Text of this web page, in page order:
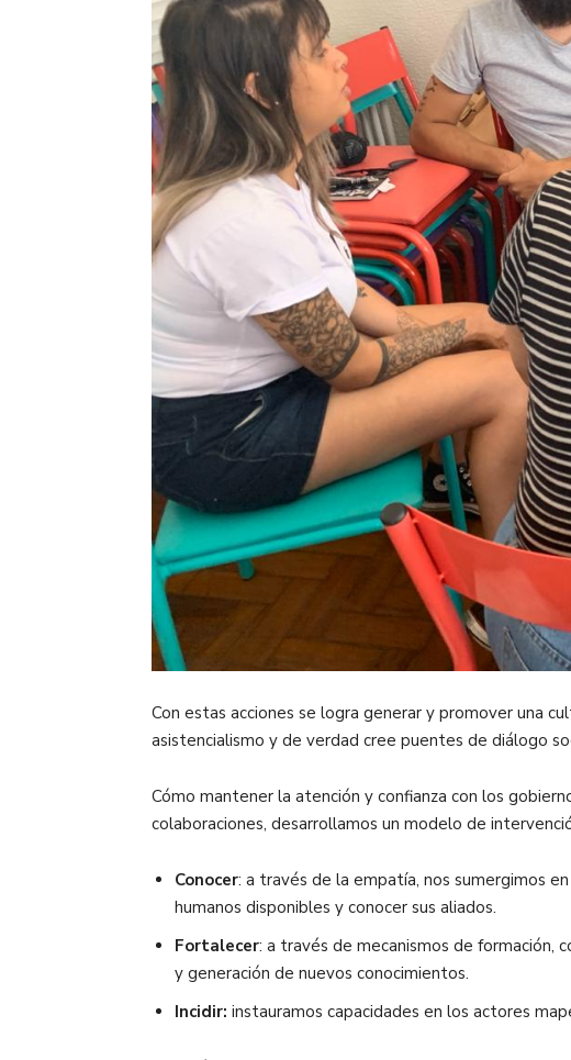
Con estas acciones se logra generar y promover una
asistencialismo y de verdad cree puentes de diálogo
Cómo mantener la atención y confianza con los
colaboraciones, desarrollamos un modelo de
Conocer: a través de la empatía, nos sumergimos
humanos disponibles y conocer sus aliados.
Fortalecer: a través de mecanismos de formación,
y generación de nuevos conocimientos.
Incidir: instauramos capacidades en los actores